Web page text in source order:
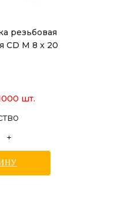
резьбовая
CD M 8 x 20
шт.
+